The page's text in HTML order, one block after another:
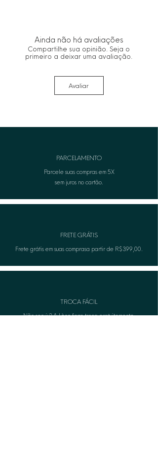
Ainda não há avaliações
Compartilhe sua opinião. Seja o
primeiro a deixar uma avaliação.
Avaliar
PARCELAMENTO
Parcele suas compras em 5X
sem juros no cartão.
FRETE GRÁTIS
Frete grátis em suas comprasa partir de R$399,00.
TROCA FÁCIL
Não serviu? A Lèon faza troca gratuitamente.